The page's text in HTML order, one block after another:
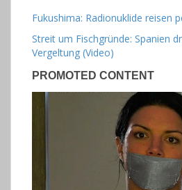
Fukushima: Radionuklide reisen
Streit um Fischgründe: Spanien
Vergeltung (Video)